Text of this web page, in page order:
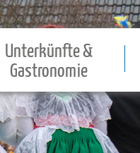
Unterkünfte &
Gastronomie